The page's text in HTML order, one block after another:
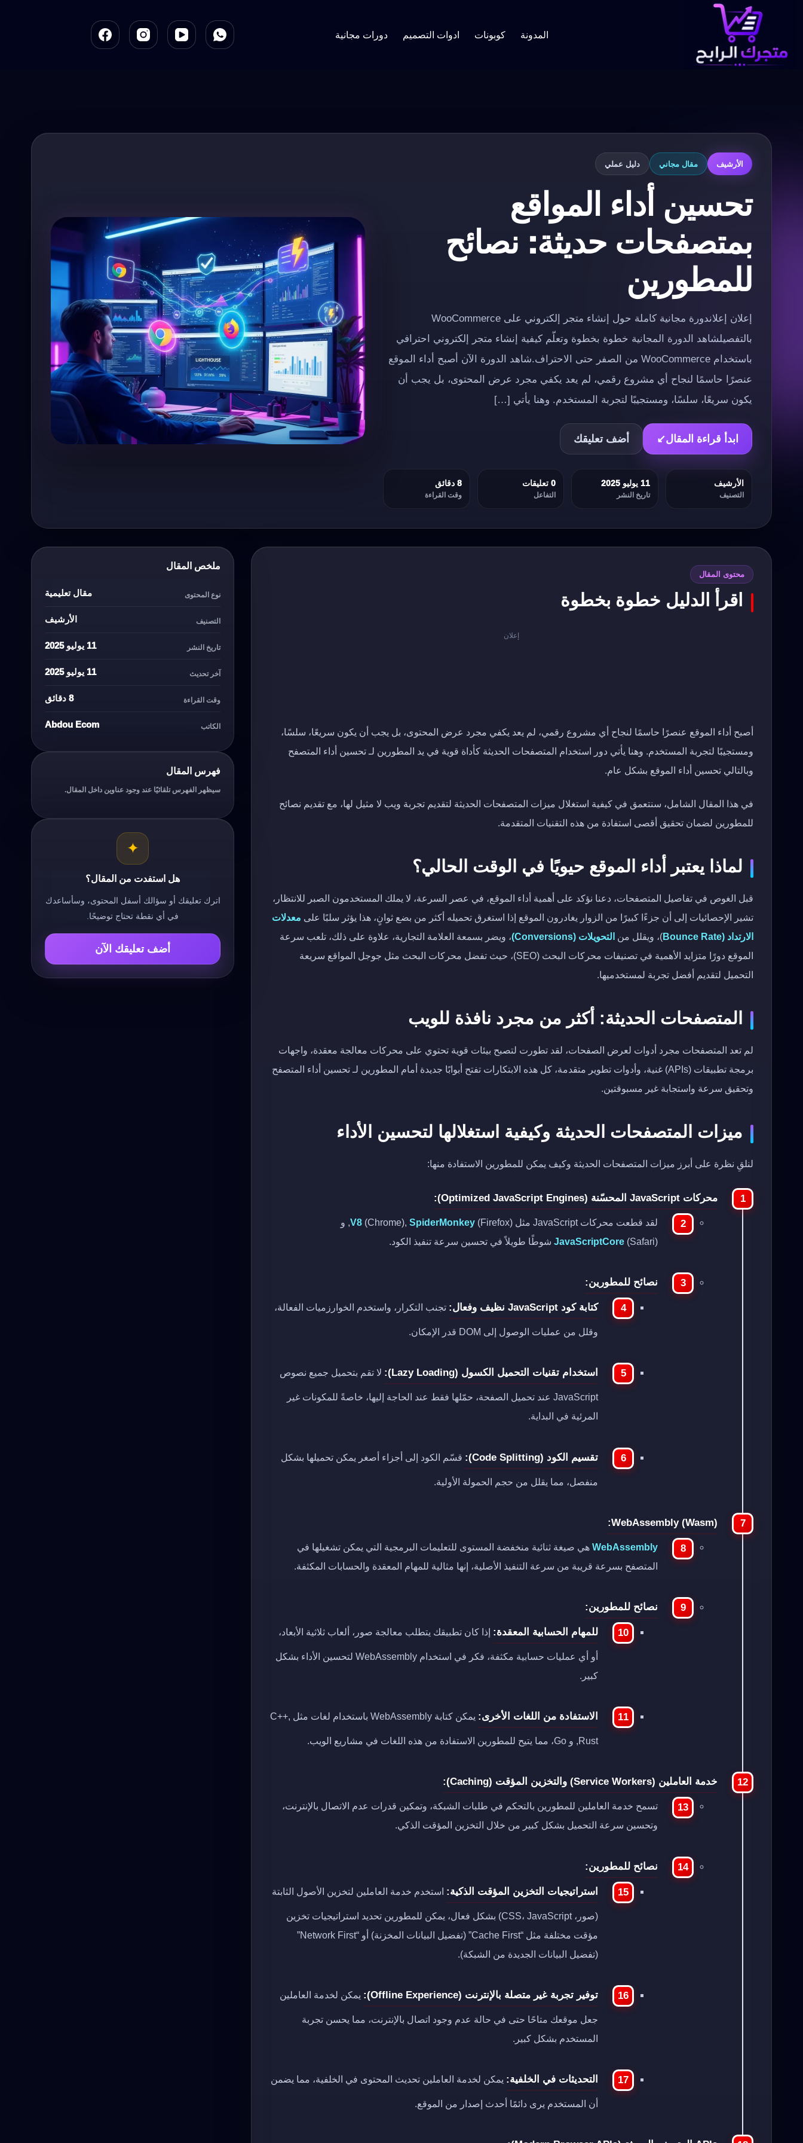
المدونة كوبونات ادوات التصميم دورات مجانية
الأرشيف مقال مجاني دليل عملي
تحسين أداء المواقع
بمتصفحات حديثة: نصائح
للمطورين
إعلان إعلاندورة مجانية كاملة حول إنشاء متجر إلكتروني على WooCommerce
بالتفصيلشاهد الدورة المجانية خطوة بخطوة وتعلّم كيفية إنشاء متجر إلكتروني احترافي
باستخدام WooCommerce من الصفر حتى الاحتراف.شاهد الدورة الآن أصبح أداء الموقع
عنصرًا حاسمًا لنجاح أي مشروع رقمي، لم يعد يكفي مجرد عرض المحتوى، بل يجب أن
يكون سريعًا، سلسًا، ومستجيبًا لتجربة المستخدم. وهنا يأتي […]
ابدأ قراءة المقال↙ أضف تعليقك
الأرشيف
التصنيف
11 يوليو 2025
تاريخ النشر
0 تعليقات
التفاعل
8 دقائق
وقت القراءة
محتوى المقال
اقرأ الدليل خطوة بخطوة
إعلان
أصبح أداء الموقع عنصرًا حاسمًا لنجاح أي مشروع رقمي، لم يعد يكفي مجرد عرض المحتوى، بل يجب أن يكون سريعًا، سلسًا،
ومستجيبًا لتجربة المستخدم. وهنا يأتي دور استخدام المتصفحات الحديثة كأداة قوية في يد المطورين لـ تحسين أداء المتصفح
وبالتالي تحسين أداء الموقع بشكل عام.
في هذا المقال الشامل، سنتعمق في كيفية استغلال ميزات المتصفحات الحديثة لتقديم تجربة ويب لا مثيل لها، مع تقديم نصائح
للمطورين لضمان تحقيق أقصى استفادة من هذه التقنيات المتقدمة.
لماذا يعتبر أداء الموقع حيويًا في الوقت الحالي؟
قبل الغوص في تفاصيل المتصفحات، دعنا نؤكد على أهمية أداء الموقع، في عصر السرعة، لا يملك المستخدمون الصبر للانتظار،
تشير الإحصائيات إلى أن جزءًا كبيرًا من الزوار يغادرون الموقع إذا استغرق تحميله أكثر من بضع ثوانٍ، هذا يؤثر سلبًا على معدلات
الارتداد (Bounce Rate
)، ويقلل من التحويلات (Conversions)
، ويضر بسمعة العلامة التجارية، علاوة على ذلك، تلعب سرعة
الموقع دورًا متزايد الأهمية في تصنيفات محركات البحث (SEO)، حيث تفضل محركات البحث مثل جوجل المواقع سريعة
التحميل لتقديم أفضل تجربة لمستخدميها.
المتصفحات الحديثة: أكثر من مجرد نافذة للويب
لم تعد المتصفحات مجرد أدوات لعرض الصفحات، لقد تطورت لتصبح بيئات قوية تحتوي على محركات معالجة معقدة، واجهات
برمجة تطبيقات (APIs) غنية، وأدوات تطوير متقدمة، كل هذه الابتكارات تفتح أبوابًا جديدة أمام المطورين لـ تحسين أداء المتصفح
وتحقيق سرعة واستجابة غير مسبوقتين.
ميزات المتصفحات الحديثة وكيفية استغلالها لتحسين الأداء
لنلقِ نظرة على أبرز ميزات المتصفحات الحديثة وكيف يمكن للمطورين الاستفادة منها:
محركات JavaScript المحسّنة (Optimized JavaScript Engines):
لقد قطعت محركات JavaScript مثل V8 (Chrome), SpiderMonkey (Firefox), و
JavaScriptCore (Safari) شوطًا طويلاً في تحسين سرعة تنفيذ الكود.
نصائح للمطورين:
كتابة كود JavaScript نظيف وفعال: تجنب التكرار، واستخدم الخوارزميات الفعالة،
وقلل من عمليات الوصول إلى DOM قدر الإمكان.
استخدام تقنيات التحميل الكسول (Lazy Loading): لا تقم بتحميل جميع نصوص
JavaScript عند تحميل الصفحة، حمّلها فقط عند الحاجة إليها، خاصةً للمكونات غير
المرئية في البداية.
تقسيم الكود (Code Splitting): قسّم الكود إلى أجزاء أصغر يمكن تحميلها بشكل
منفصل، مما يقلل من حجم الحمولة الأولية.
WebAssembly (Wasm):
WebAssembly هي صيغة ثنائية منخفضة المستوى للتعليمات البرمجية التي يمكن تشغيلها في
المتصفح بسرعة قريبة من سرعة التنفيذ الأصلية، إنها مثالية للمهام المعقدة والحسابات المكثفة.
نصائح للمطورين:
للمهام الحسابية المعقدة: إذا كان تطبيقك يتطلب معالجة صور، ألعاب ثلاثية الأبعاد،
أو أي عمليات حسابية مكثفة، فكر في استخدام WebAssembly لتحسين الأداء بشكل
كبير.
الاستفادة من اللغات الأخرى: يمكن كتابة WebAssembly باستخدام لغات مثل C++,
Rust, و Go، مما يتيح للمطورين الاستفادة من هذه اللغات في مشاريع الويب.
خدمة العاملين (Service Workers) والتخزين المؤقت (Caching):
تسمح خدمة العاملين للمطورين بالتحكم في طلبات الشبكة، وتمكين قدرات عدم الاتصال بالإنترنت،
وتحسين سرعة التحميل بشكل كبير من خلال التخزين المؤقت الذكي.
نصائح للمطورين:
استراتيجيات التخزين المؤقت الذكية: استخدم خدمة العاملين لتخزين الأصول الثابتة
(صور، CSS، JavaScript) بشكل فعال، يمكن للمطورين تحديد استراتيجيات تخزين
مؤقت مختلفة مثل “Cache First” (تفضيل البيانات المخزنة) أو “Network First”
(تفضيل البيانات الجديدة من الشبكة).
توفير تجربة غير متصلة بالإنترنت (Offline Experience): يمكن لخدمة العاملين
جعل موقعك متاحًا حتى في حالة عدم وجود اتصال بالإنترنت، مما يحسن تجربة
المستخدم بشكل كبير.
التحديثات في الخلفية: يمكن لخدمة العاملين تحديث المحتوى في الخلفية، مما يضمن
أن المستخدم يرى دائمًا أحدث إصدار من الموقع.
ملخص المقال
نوع المحتوى مقال تعليمية
التصنيف الأرشيف
تاريخ النشر 11 يوليو 2025
آخر تحديث 11 يوليو 2025
وقت القراءة 8 دقائق
الكاتب Abdou Ecom
فهرس المقال
سيظهر الفهرس تلقائيًا عند وجود عناوين داخل المقال.
✦
هل استفدت من المقال؟
اترك تعليقك أو سؤالك أسفل المحتوى، وسأساعدك
في أي نقطة تحتاج توضيحًا.
أضف تعليقك الآن